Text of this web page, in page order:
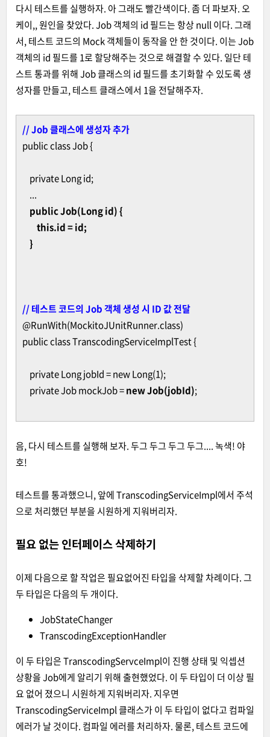
다시 테스트를 실행하자. 아 그래도 빨간색이다. 좀 더 파보자. 오
케이,, 원인을 찾았다. Job 객체의 id 필드는 항상 null 이다. 그래
서, 테스트 코드의 Mock 객체들이 동작을 안 한 것이다. 이는 Job
객체의 id 필드를 1로 할당해주는 것으로 해결할 수 있다. 일단 테
스트 통과를 위해 Job 클래스의 id 필드를 초기화할 수 있도록 생
성자를 만들고, 테스트 클래스에서 1을 전달해주자.
// Job 클래스에 생성자 추가
public class Job {
private Long id;
...
public Job(Long id) {
this.id = id;
}
// 테스트 코드의 Job 객체 생성 시 ID 값 전달
@RunWith(MockitoJUnitRunner.class)
public class TranscodingServiceImplTest {
private Long jobId = new Long(1);
private Job mockJob =new Job(jobId);
음, 다시 테스트를 실행해 보자. 두그 두그 두그 두그.... 녹색! 야
호!
테스트를 통과했으니, 앞에 TranscodingServiceImpl에서 주석
으로 처리했던 부분을 시원하게 지워버리자.
필요 없는 인터페이스삭제하기
이제 다음으로 할 작업은 필요없어진 타입을 삭제할 차례이다. 그
두 타입은 다음의 두 개이다.
JobStateChanger
TranscodingExceptionHandler
이 두 타입은 TranscodingServceImpl이 진행 상태 및 익셉션
상황을 Job에게 알리기 위해 출현했었다. 이 두 타입이 더 이상 필
요 없어 졌으니 시원하게 지워버리자. 지우면
TranscodingServiceImpl 클래스가 이 두 타입이 없다고 컴파일
에러가 날 것이다. 컴파일 에러를 처리하자. 물론, 테스트 코드에